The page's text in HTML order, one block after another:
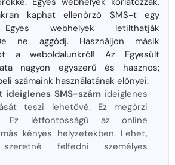
kaphat ellenőrző SMS-t egy
Egyes webhelyek letilthatják
ne aggódj. Használjon másik
a weboldalunkról! Az Egyesült
nagyon egyszerű és hasznos;
számaink használatának előnyei:
ideiglenes SMS-szám ideiglenes
teszi lehetővé. Ez megőrzi
Ez létfontosságú az online
kényes helyzetekben. Lehet,
felfedni személyes